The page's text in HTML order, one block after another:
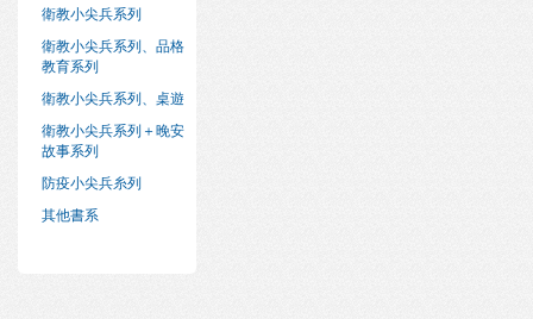
衛教小尖兵系列
衛教小尖兵系列、品格
教育系列
衛教小尖兵系列、桌遊
衛教小尖兵系列＋晚安
故事系列
防疫小尖兵糸列
其他書系